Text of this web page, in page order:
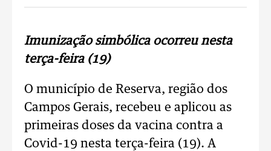
Imunização simbólica ocorreu nesta
terça-feira (19)
O município de Reserva, região dos
Campos Gerais, recebeu e aplicou as
primeiras doses da vacina contra a
Covid-19 nesta terça-feira (19). A